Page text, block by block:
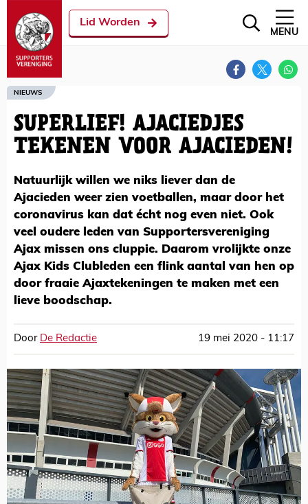
Lid Worden
MENU
NIEUWS
SUPERLIEF! AJACIEDJES
TEKENEN VOOR AJACIEDEN!
Natuurlijk willen we niks liever dan de
Ajacieden weer zien voetballen, maar door het
coronavirus kan dat écht nog even niet. Ook
veel oudere leden van Supportersvereniging
Ajax missen ons cluppie. Daarom vrolijkte onze
Ajax Kids Clubleden een flink aantal van hen op
door fraaie Ajaxtekeningen te maken met een
lieve boodschap.
Door De Redactie 19 mei 2020 - 11:17